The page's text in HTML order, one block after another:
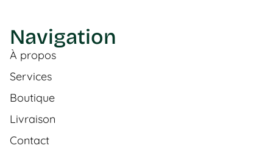
Navigation
À propos
Services
Boutique
Livraison
Contact